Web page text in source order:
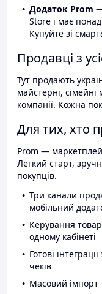
Додаток Prom
Store і має
Купуйте зі
Продавці з
Тут продають
майстерні,
компанії. Кожна
Для тих, хто
Prom —
Легкий старт,
покупців.
Три канали
мобільний
Керування
одному кабінеті
Готові
чеків
Масовий імпорт